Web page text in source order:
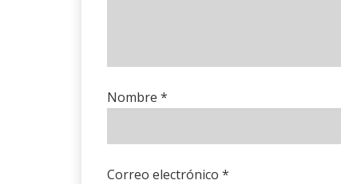
Nombre *
Correo electrónico *